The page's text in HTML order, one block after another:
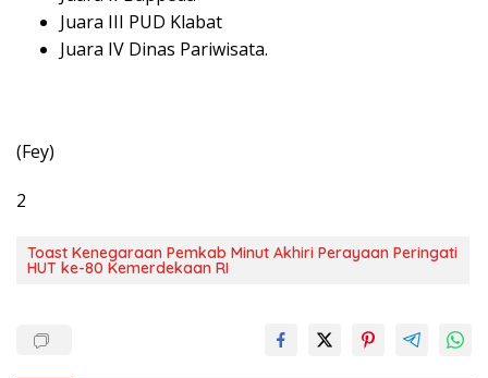
Juara III PUD Klabat
Juara IV Dinas Pariwisata.
(Fey)
2
Toast Kenegaraan Pemkab Minut Akhiri Perayaan Peringati
HUT ke-80 Kemerdekaan RI